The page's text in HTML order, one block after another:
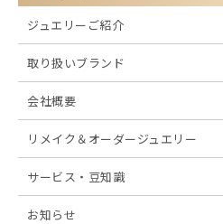
ジュエリーご紹介
取り扱いブランド
会社概要
リメイク＆オーダージュエリー
サービス・豆知識
お知らせ